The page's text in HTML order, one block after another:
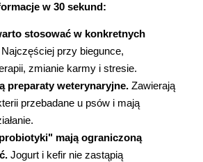
w 30 sekund:
stosować w konkretnych
Najczęściej przy biegunce,
zmianie karmy i stresie.
preparaty weterynaryjne. Zawierają
przebadane u psów i mają
mają ograniczoną
Jogurt i kefir nie zastąpią